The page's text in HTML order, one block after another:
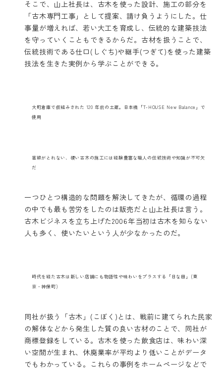
そこで、山上社長は、古木を使った設計、施工の部分を
「古木専門工事」として提案、請け負うようにした。仕
事量が増えれば、若い大工を育成し、伝統的な建築技法
を守っていくこともできるからだ。古材を扱うことで、
伝統技術である仕口(しぐち)や継手(つぎて)を使った建築
技法を生きた実例から学ぶことができる。
大町倉庫で仮組みされた 120 年前の土蔵。日本橋「T-HOUSE New Balance」で
使用
直線がとれない、硬い古木の施工には経験豊富な職人の伝統技術や知識が不可欠
だ
一つひとつ構造的な問題を解決してきたが、循環の過程
の中でも最も苦労をしたのは販売だと山上社長は言う。
古木ビジネスを立ち上げた2006年当初は古木を知らない
人も多く、使いたいという人が少なかったのだ。
時代を経た古木は新しい店舗にも物語性や味わいをプラスする「日な田」(東
京・神保町)
同社が扱う「古木」(こぼく)とは、戦前に建てられた民家
の解体などから発生した質の良い古材のことで、同社が
商標登録をしている。古木を使った飲食店は、味わい深
い空間が生まれ、休廃業率が平均より低いことがデータ
でもわかっている。これらの事例をホームページなどで